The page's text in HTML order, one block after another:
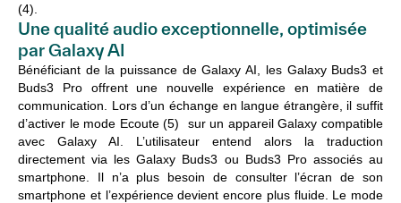
(4).
Une qualité audio exceptionnelle, optimisée
par Galaxy AI​
Bénéficiant de la puissance de Galaxy AI, les Galaxy Buds3 et
Buds3 Pro offrent une nouvelle expérience en matière de
communication. Lors d’un échange en langue étrangère, il suffit
d’activer le mode Ecoute (5)
sur un appareil Galaxy compatible
avec Galaxy AI. L’utilisateur entend alors la traduction
directement via les Galaxy Buds3 ou Buds3 Pro associés au
smartphone. Il n’a plus besoin de consulter l’écran de son
smartphone et l’expérience devient encore plus fluide. Le mode